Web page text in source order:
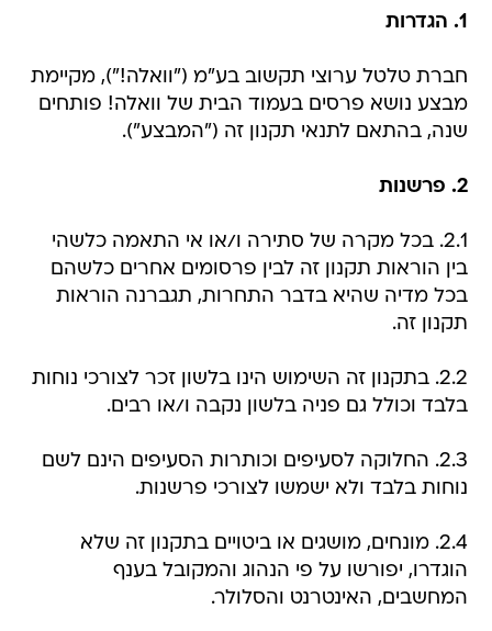
1. הגדרות
חברת טלטל ערוצי תקשוב בע"מ ("וואלה!"), מקיימת
מבצע נושא פרסים בעמוד הבית של וואלה! פותחים
שנה, בהתאם לתנאי תקנון זה ("המבצע").
2. פרשנות
2.1. בכל מקרה של סתירה ו/או אי התאמה כלשהי
בין הוראות תקנון זה לבין פרסומים אחרים כלשהם
בכל מדיה שהיא בדבר התחרות, תגברנה הוראות
תקנון זה.
2.2. בתקנון זה השימוש הינו בלשון זכר לצורכי נוחות
בלבד וכולל גם פניה בלשון נקבה ו/או רבים.
2.3. החלוקה לסעיפים וכותרות הסעיפים הינם לשם
נוחות בלבד ולא ישמשו לצורכי פרשנות.
2.4. מונחים, מושגים או ביטויים בתקנון זה שלא
הוגדרו, יפורשו על פי הנהוג והמקובל בענף
המחשבים, האינטרנט והסלולר.